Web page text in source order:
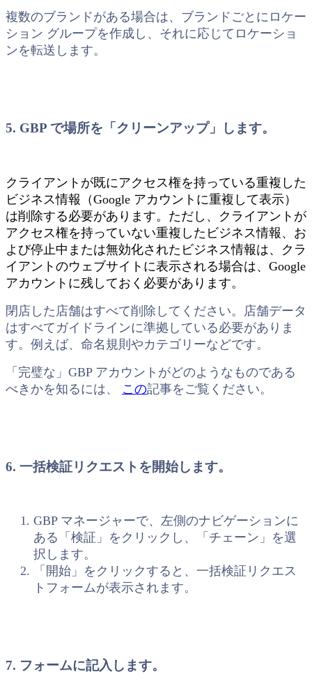
複数のブランドがある場合は、ブランドごとにロケー
ション グループを作成し、それに応じてロケーショ
ンを転送します。
5. GBP で場所を「クリーンアップ」します。
クライアントが既にアクセス権を持っている重複した
ビジネス情報（Google アカウントに重複して表示）
は削除する必要があります。ただし、クライアントが
アクセス権を持っていない重複したビジネス情報、お
よび停止中または無効化されたビジネス情報は、クラ
イアントのウェブサイトに表示される場合は、Google
アカウントに残しておく必要があります。
閉店した店舗はすべて削除してください。店舗データ
はすべてガイドラインに準拠している必要がありま
す。例えば、命名規則やカテゴリーなどです。
「完璧な」GBP アカウントがどのようなものである
べきかを知るには、 この記事をご覧ください。
6. 一括検証リクエストを開始します。
GBP マネージャーで、左側のナビゲーションに
ある「検証」をクリックし、「チェーン」を選
択します。
「開始」をクリックすると、一括検証リクエス
トフォームが表示されます。
7. フォームに記入します。